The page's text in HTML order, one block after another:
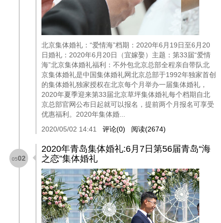
北京集体婚礼：“爱情海”档期：2020年6月19日至6月20
日婚礼：2020年6月20日（宜嫁娶）主题：第33届“爱情
海”北京集体婚礼福利：不外包北京总部全程亲自带队北
京集体婚礼是中国集体婚礼网北京总部于1992年独家首创
的集体婚礼独家授权在北京每个月举办一届集体婚礼，
2020年夏季迎来第33届北京草坪集体婚礼每个档期自北
京总部官网公布日起就可以报名，提前两个月报名可享受
优惠福利。2020年集体婚...
2020/05/02 14:41 评论(0) 阅读(2674)
0502
2020年青岛集体婚礼:6月7日第56届青岛“海
之恋”集体婚礼